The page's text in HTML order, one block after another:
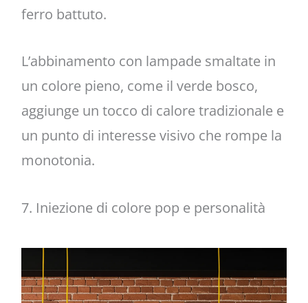
ferro battuto.
L’abbinamento con lampade smaltate in
un colore pieno, come il verde bosco,
aggiunge un tocco di calore tradizionale e
un punto di interesse visivo che rompe la
monotonia.
7. Iniezione di colore pop e personalità